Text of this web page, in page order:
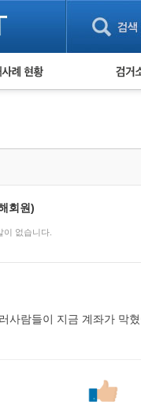
황
트 목록
해사례
데이 피해사례
검거
회원)
이 없습니다.
사람들이 지금 계좌가 막